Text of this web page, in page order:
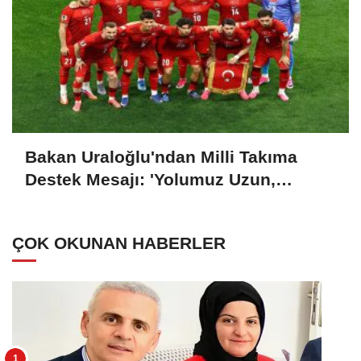
Bakan Uraloğlu'ndan Milli Takıma
Destek Mesajı: 'Yolumuz Uzun,
ÇOK OKUNAN HABERLER